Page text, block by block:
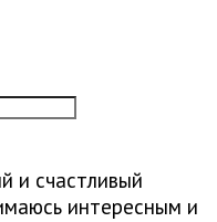
и счастливый
интересным и